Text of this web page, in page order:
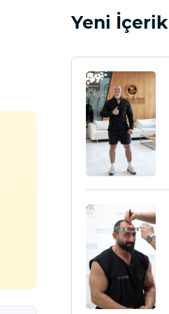
Yeni İçerik